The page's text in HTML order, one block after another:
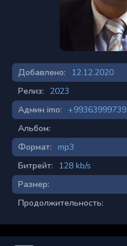
Добавлено:
12.12.2020
Релиз:
2023
Админ imo:
+99363999739
Альбом:
Формат:
mp3
Битрейт:
128 kb/s
Размер:
Продолжительность: